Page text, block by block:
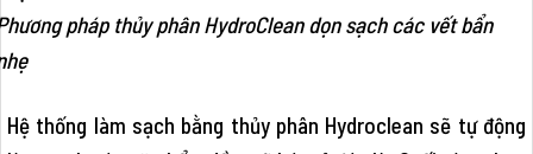
pháp thủy phân HydroClean dọn sạch các vết bẩn
Hệ thống làm sạch bằng thủy phân Hydroclean sẽ tự động